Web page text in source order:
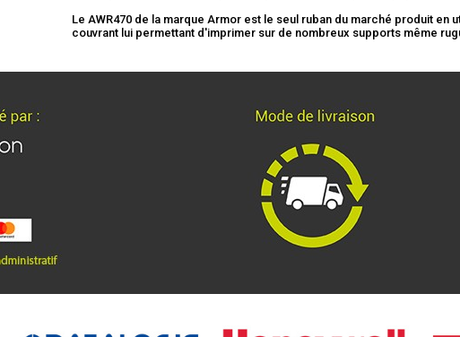
Le AWR470 de la marque Armor est le seul ruban du marché produit
couvrant lui permettant d'imprimer sur de nombreux supports même